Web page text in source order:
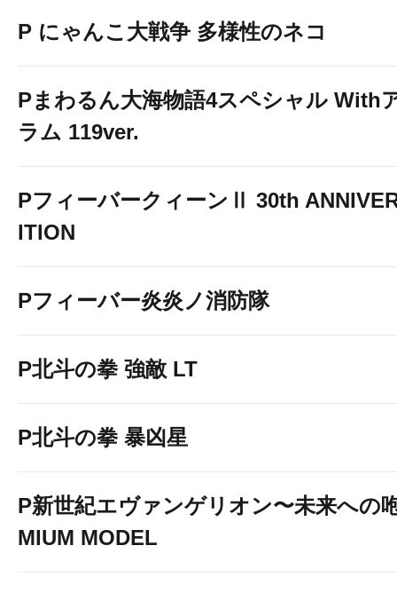
P にゃんこ大戦争 多様性のネコ
Pまわるん大海物語4スペシャル With
ラム 119ver.
PフィーバークィーンⅡ 30th
ITION
Pフィーバー炎炎ノ消防隊
P北斗の拳 強敵 LT
P北斗の拳 暴凶星
P新世紀エヴァンゲリオン〜未来への
MIUM MODEL